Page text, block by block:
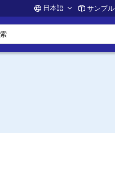
Account
日本語 サンプル